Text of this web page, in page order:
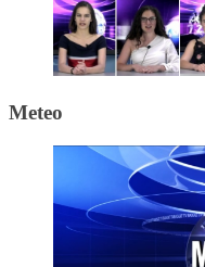
Meteo